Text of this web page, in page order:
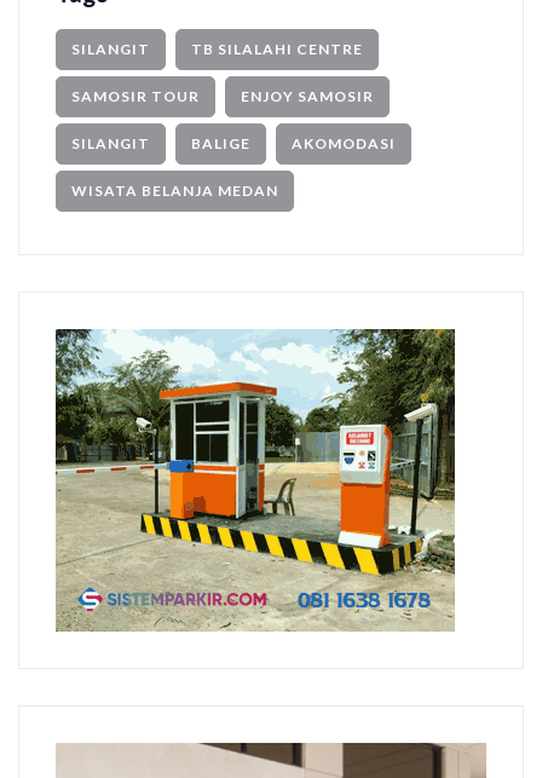
SILANGIT TB SILALAHI CENTRE
SAMOSIR TOUR ENJOY SAMOSIR
SILANGIT BALIGE AKOMODASI
WISATA BELANJA MEDAN